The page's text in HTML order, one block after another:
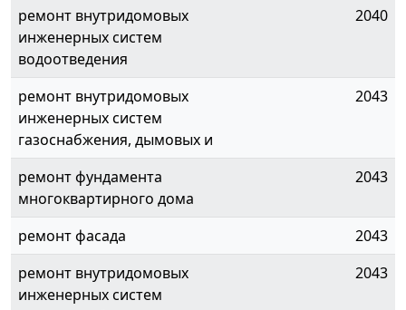
ремонт внутридомовых
инженерных систем
водоотведения
2040
ремонт внутридомовых
инженерных систем
газоснабжения, дымовых и
2043
ремонт фундамента
многоквартирного дома
2043
ремонт фасада
2043
ремонт внутридомовых
инженерных систем
2043